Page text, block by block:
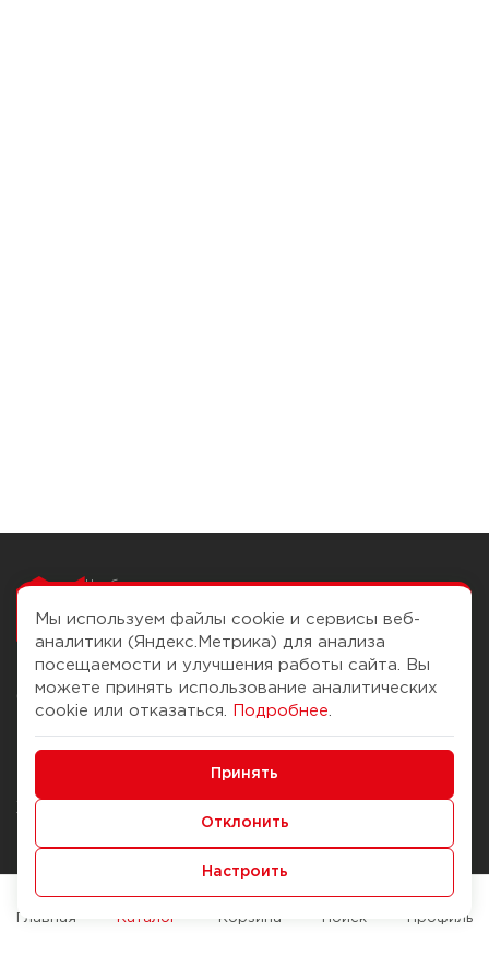
Чтобы вам легко
О компании
История Компании
Журнал
Наши марки
Брендирование
Помощь
Доставка и оплата
Способы оплаты
Служба контроля качества
Мы используем файлы cookie и сервисы веб-
аналитики (Яндекс.Метрика) для анализа
посещаемости и улучшения работы сайта. Вы
можете принять использование аналитических
cookie или отказаться.
Подробнее
Принять
Отклонить
Настроить
Главная Каталог Корзина Поиск Профиль